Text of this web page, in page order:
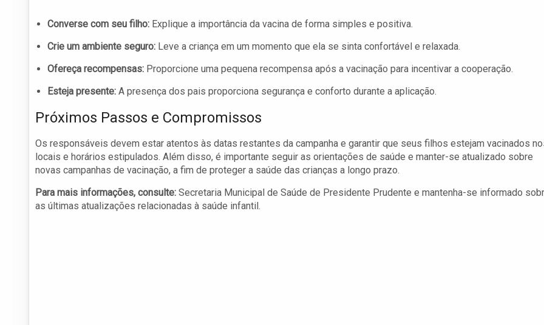
Converse com seu filho: Explique a importância da vacina de forma simples e positiva.
Crie um ambiente seguro: Leve a criança em um momento que ela se sinta confortável e relaxada.
Ofereça recompensas: Proporcione uma pequena recompensa após a vacinação para incentivar a cooperação.
Esteja presente: A presença dos pais proporciona segurança e conforto durante a aplicação.
Próximos Passos e Compromissos
Os responsáveis devem estar atentos às datas restantes da campanha e garantir que seus filhos estejam vacinados
locais e horários estipulados. Além disso, é importante seguir as orientações de saúde e manter-se atualizado sobre
novas campanhas de vacinação, a fim de proteger a saúde das crianças a longo prazo.
Para mais informações, consulte: Secretaria Municipal de Saúde de Presidente Prudente e mantenha-se informado
as últimas atualizações relacionadas à saúde infantil.